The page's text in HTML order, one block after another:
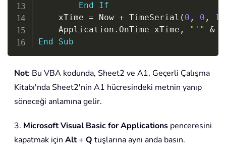
End
If
    xTime
= Now + TimeSerial ( 0 , 0 , 1
    Application
. OnTime xTime , "'" &
End
Sub
Not: Bu VBA kodunda, Sheet2 ve A1, Geçerli Çalışma
Kitabı'nda Sheet2'nin A1 hücresindeki metnin yanıp
söneceği anlamına gelir.
3. Microsoft Visual Basic for Applications penceresini
kapatmak için Alt+ Q tuşlarına aynı anda basın.